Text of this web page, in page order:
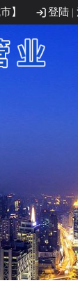
】 登陆 |